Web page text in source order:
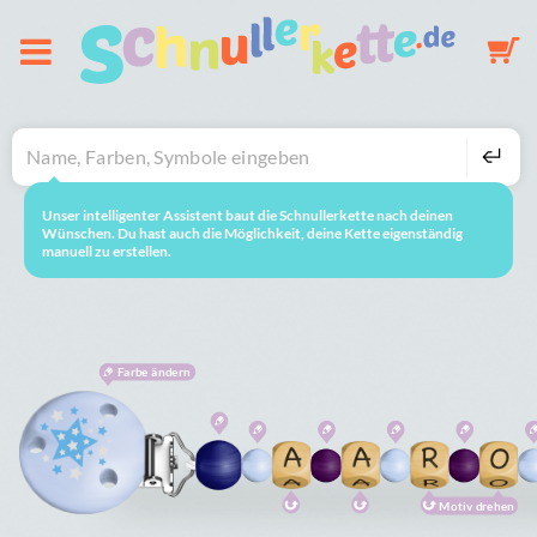
Schnullerkette
Schlüsselanhänger
Galerie
Warenkorb
Unser intelligenter Assistent baut die Schnullerkette nach deinen
Wünschen. Du hast auch die Möglichkeit, deine Kette eigenständig
manuell zu erstellen.
neustarten So geht's
Motiv drehen
Farbe ändern